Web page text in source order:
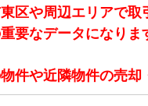
区や周辺エリアで
要なデータになりま
件や近隣物件の売却